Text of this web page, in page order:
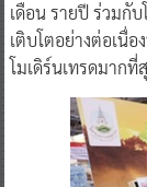
เดือน รายปี ร่วมกั
เติบโตอย่างต่อเนื่
โมเดิร์นเทรดมากที่